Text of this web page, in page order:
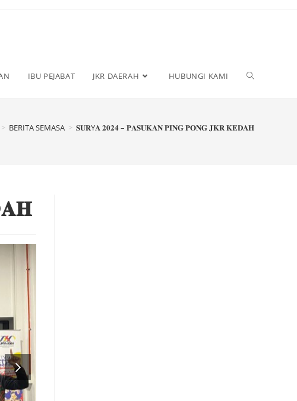
IBU PEJABAT JKR DAERAH HUBUNGI KAMI
> BERITA SEMASA > 𝐒𝐔𝐑Y𝐀 𝟐𝟎𝟐𝟒 – 𝐏𝐀𝐒𝐔𝐊𝐀𝐍 𝐏𝐈𝐍𝐆 𝐏𝐎𝐍𝐆 𝐉𝐊𝐑 𝐊𝐄𝐃𝐀𝐇